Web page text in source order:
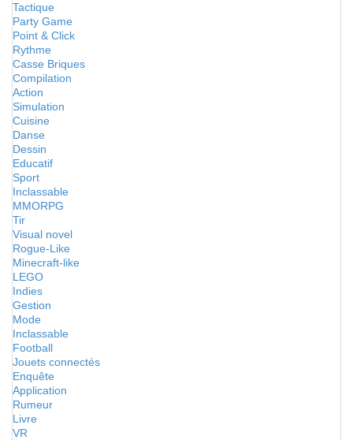
Tactique
Party Game
Point & Click
Rythme
Casse Briques
Compilation
Action
Simulation
Cuisine
Danse
Dessin
Educatif
Sport
Inclassable
MMORPG
Tir
Visual novel
Rogue-Like
Minecraft-like
LEGO
Indies
Gestion
Mode
Inclassable
Football
Jouets connectés
Enquête
Application
Rumeur
Livre
VR